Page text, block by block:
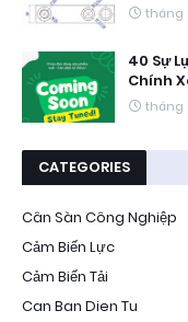
tháng
40 Sự
Chính
tháng
CATEGORIES
Cân Sàn Công Nghiệp
Cảm Biến Lực
Cảm Biến Tải
Can Ban Dien Tu